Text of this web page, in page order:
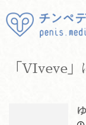
「VIveve」